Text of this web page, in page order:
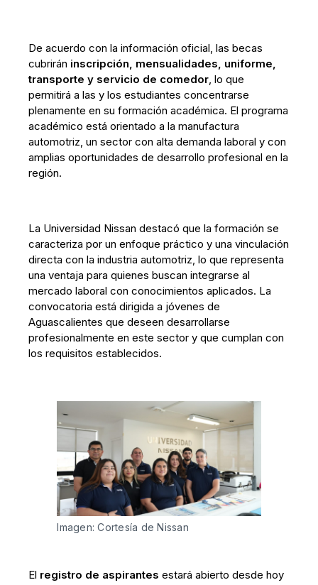
De acuerdo con la información oficial, las becas
cubrirán inscripción, mensualidades, uniforme,
transporte y servicio de comedor, lo que
permitirá a las y los estudiantes concentrarse
plenamente en su formación académica. El programa
académico está orientado a la manufactura
automotriz, un sector con alta demanda laboral y con
amplias oportunidades de desarrollo profesional en la
región.
La Universidad Nissan destacó que la formación se
caracteriza por un enfoque práctico y una vinculación
directa con la industria automotriz, lo que representa
una ventaja para quienes buscan integrarse al
mercado laboral con conocimientos aplicados. La
convocatoria está dirigida a jóvenes de
Aguascalientes que deseen desarrollarse
profesionalmente en este sector y que cumplan con
los requisitos establecidos.
Imagen: Cortesía de Nissan
El registro de aspirantes estará abierto desde hoy